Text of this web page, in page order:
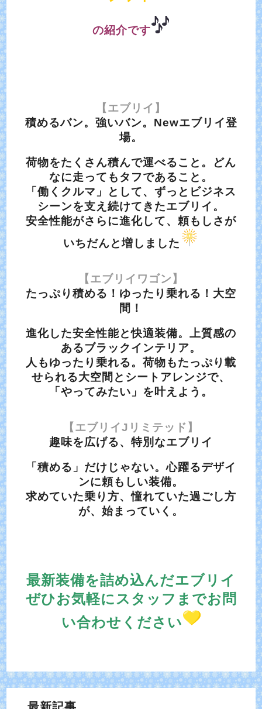
の紹介です
【エブリイ】
積めるバン。強いバン。Newエブリイ登
場。
荷物をたくさん積んで運べること。どん
なに走ってもタフであること。
「働くクルマ」として、ずっとビジネス
シーンを支え続けてきたエブリイ。
安全性能がさらに進化して、頼もしさが
いちだんと増しました
【エブリイワゴン】
たっぷり積める！ゆったり乗れる！大空
間！
進化した安全性能と快適装備。上質感の
あるブラックインテリア。
人もゆったり乗れる。荷物もたっぷり載
せられる大空間とシートアレンジで、
「やってみたい」を叶えよう。
【エブリイJリミテッド】
趣味を広げる、特別なエブリイ
「積める」だけじゃない。心躍るデザイ
ンに頼もしい装備。
求めていた乗り方、憧れていた過ごし方
が、始まっていく。
最新装備を詰め込んだエブリイ
ぜひお気軽にスタッフまでお問
い合わせください